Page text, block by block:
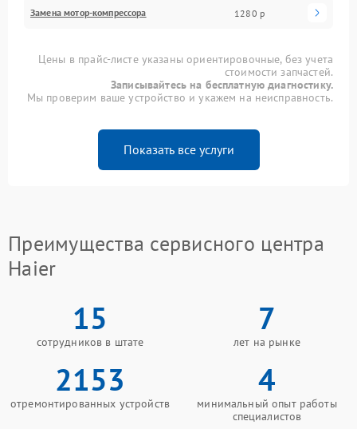
Замена мотор-компрессора 1280 р
Цены в прайс-листе указаны ориентировочные, без учета
стоимости запчастей.
Записывайтесь на бесплатную диагностику.
Мы проверим ваше устройство и укажем на неисправность.
Показать все услуги
Преимущества сервисного центра
Haier
15
сотрудников в штате
7
лет на рынке
2153
отремонтированных устройств
4
минимальный опыт работы
специалистов